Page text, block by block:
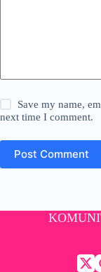
Save my name,
next time I comment.
Post Comment